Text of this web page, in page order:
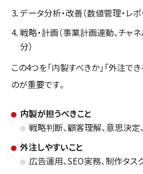
データ分析・改善（数値管理・レポ
戦略・計画（事業計画連動、チャ
分）
この4つを「内製すべきか」「外注で
のが重要です。
内製が担うべきこと
戦略判断、顧客理解、意思決定
外注しやすいこと
広告運用、SEO実務、制作タス